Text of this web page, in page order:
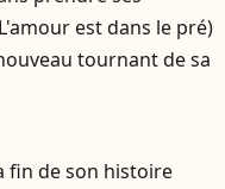
est dans le pré)
tournant de sa
fin de son histoire